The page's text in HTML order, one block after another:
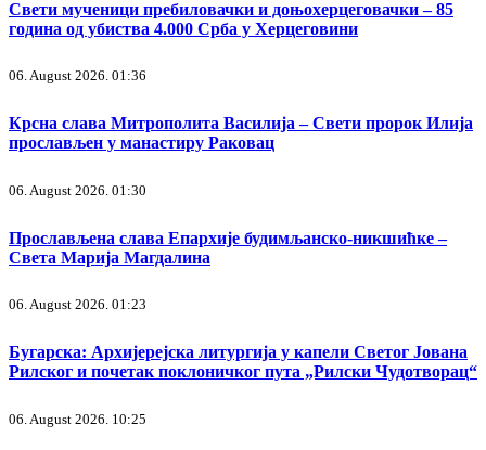
Свети мученици пребиловачки и доњохерцеговачки – 85
година од убиства 4.000 Срба у Херцеговини
06. August 2026. 01:36
Крсна слава Митрополита Василија – Свети пророк Илија
прослављен у манастиру Раковац
06. August 2026. 01:30
Прослављена слава Епархије будимљанско-никшићке –
Света Марија Магдалина
06. August 2026. 01:23
Бугарска: Архијерејска литургија у капели Светог Јована
Рилског и почетак поклоничког пута „Рилски Чудотворац“
06. August 2026. 10:25